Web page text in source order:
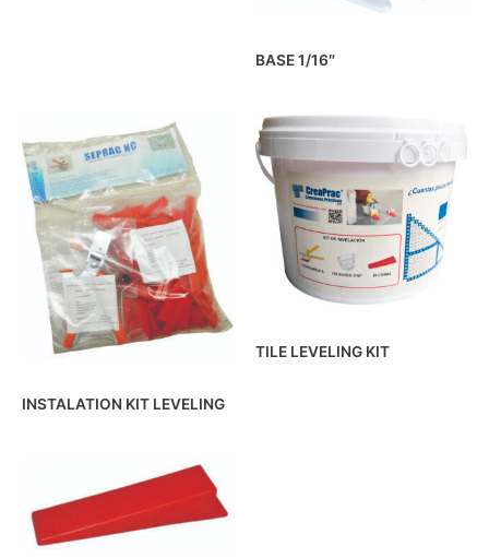
BASE 1/16″
INSTALATION KIT LEVELING
TILE LEVELING KIT